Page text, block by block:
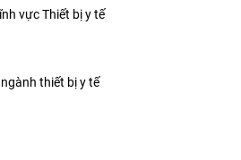
vực Thiết bị y tế
thiết bị y tế